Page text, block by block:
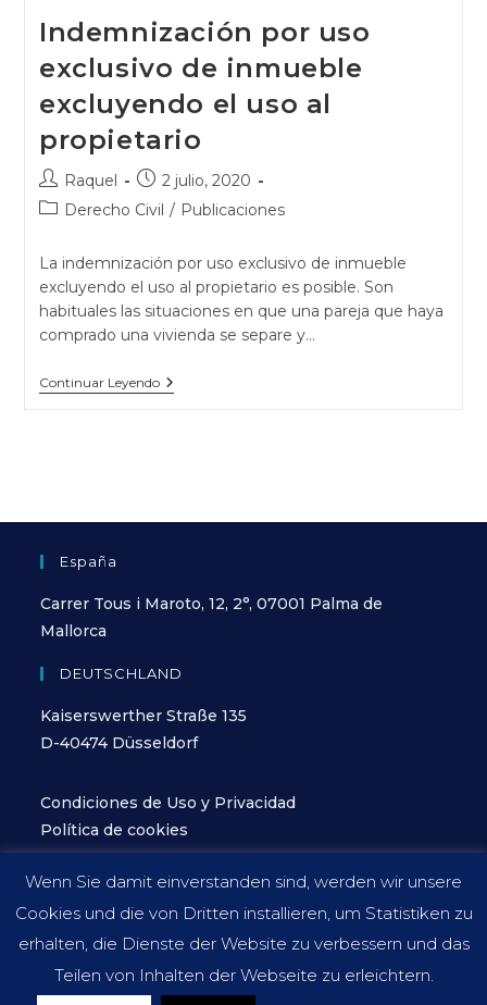
Indemnización por uso
exclusivo de inmueble
excluyendo el uso al
propietario
Raquel
2 julio, 2020
Derecho Civil / Publicaciones
La indemnización por uso exclusivo de inmueble
excluyendo el uso al propietario es posible. Son
habituales las situaciones en que una pareja que haya
comprado una vivienda se separe y…
Continuar Leyendo
España
Carrer Tous i Maroto, 12, 2°, 07001 Palma de
Mallorca
DEUTSCHLAND
Kaiserswerther Straße 135
D-40474 Düsseldorf
Condiciones de Uso y Privacidad
Política de cookies
Wenn Sie damit einverstanden sind, werden wir unsere
Cookies und die von Dritten installieren, um Statistiken zu
erhalten, die Dienste der Website zu verbessern und das
Teilen von Inhalten der Webseite zu erleichtern.